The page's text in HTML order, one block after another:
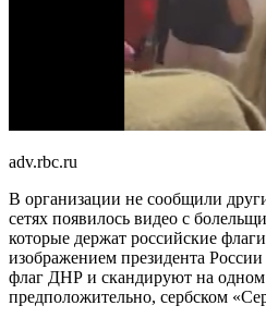
adv.rbc.ru
В организации не сообщили
сетях появилось видео с
которые держат российские
изображением президента
флаг ДНР и скандируют на
предположительно, сербском